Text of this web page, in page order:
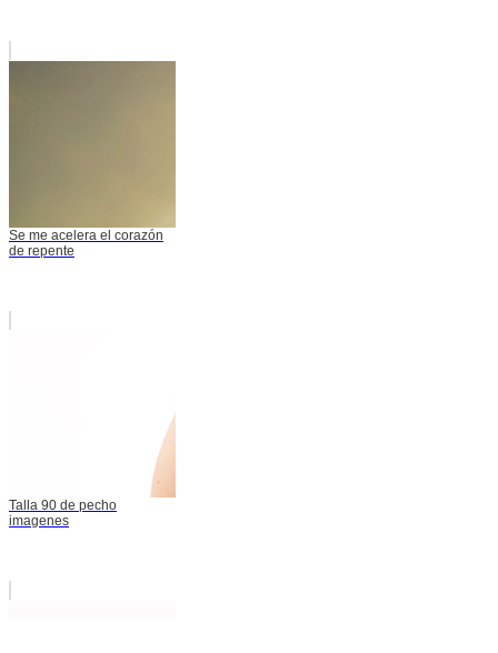
Se me acelera el corazón
de repente
Talla 90 de pecho
imagenes